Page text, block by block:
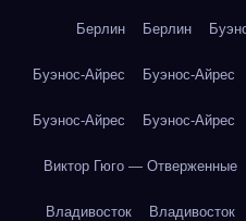
Берлин Берлин
Буэнос-Айрес Буэнос-Айрес
Буэнос-Айрес Буэнос-Айрес
Виктор Гюго — Отверженные
Владивосток Владивосток